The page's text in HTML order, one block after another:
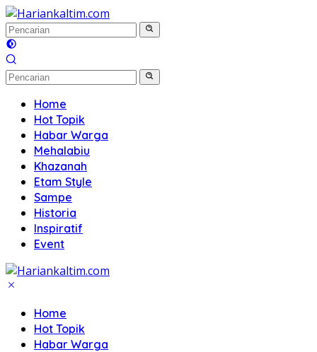
Langsung
ke
konten
Home
Hot Topik
Habar Warga
Mehalabiu
Khazanah
Etam Style
Sampe
Historia
Inspiratif
Event
Home
Hot Topik
Habar Warga